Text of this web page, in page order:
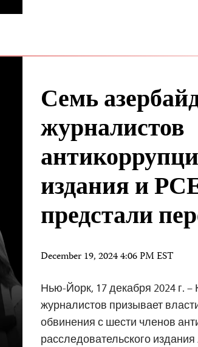
Семь
журналистов
издания и
предстали
December 19, 2024 4:06 PM EST
Нью-Йорк, 17 декабря 2024 г.
журналистов призывает
обвинения с шести членов
расследовательского